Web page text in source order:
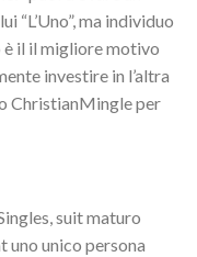
“L’Uno”, ma individuo
il il migliore motivo
investire in l’altra
ChristianMingle per
suit maturo
unico persona